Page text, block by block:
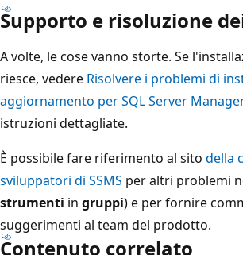
Supporto e risoluzione
A volte, le cose vanno storte. Se
riesce, vedere Risolvere i problemi di
aggiornamento per SQL Server
istruzioni dettagliate.
È possibile fare riferimento al sito della
sviluppatori di SSMS per altri problemi
strumenti in gruppi) e per fornire
suggerimenti al team del prodotto.
Contenuto correlato